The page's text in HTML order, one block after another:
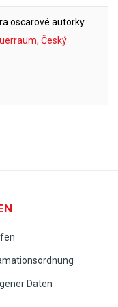
oscarové autorky
Český
Daten